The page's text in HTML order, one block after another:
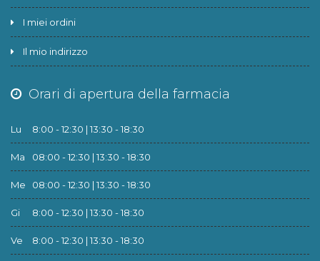
I miei ordini
Il mio indirizzo
Orari di apertura della farmacia
Lu 8:00 - 12:30 | 13:30 - 18:30
Ma 08:00 - 12:30 | 13:30 - 18:30
Me 08:00 - 12:30 | 13:30 - 18:30
Gi 8:00 - 12:30 | 13:30 - 18:30
Ve 8:00 - 12:30 | 13:30 - 18:30